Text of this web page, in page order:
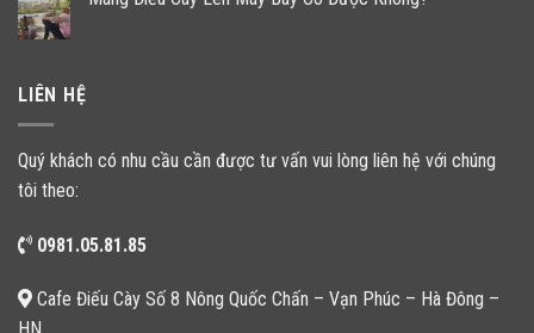
LIÊN HỆ
Quý khách có nhu cầu cần được tư vấn vui lòng liên hệ với chúng
tôi theo:
0981.05.81.85
Cafe Điếu Cày Số 8 Nông Quốc Chấn – Vạn Phúc – Hà Đông –